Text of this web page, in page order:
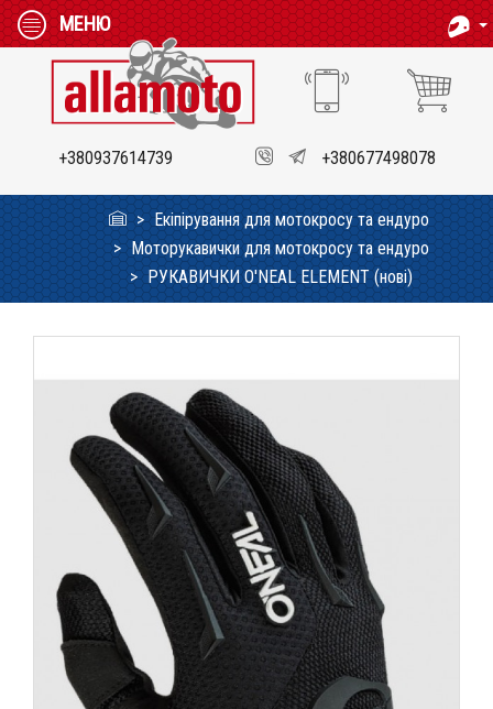
МЕНЮ
+380937614739 +380677498078
Екіпірування для мотокросу та ендуро
Моторукавички для мотокросу та ендуро
РУКАВИЧКИ O'NEAL ELEMENT (нові)